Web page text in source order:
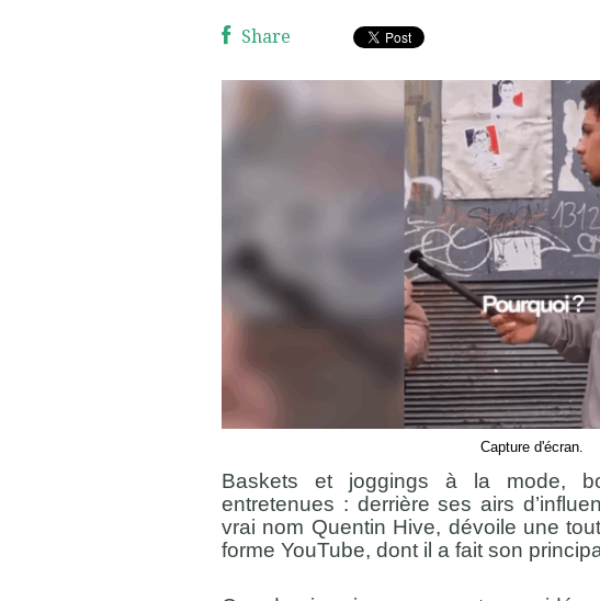
Share
Capture d'écran.
Baskets et joggings à la mode,
entretenues : derrière ses airs
vrai nom Quentin Hive, dévoile une
forme YouTube, dont il a fait son